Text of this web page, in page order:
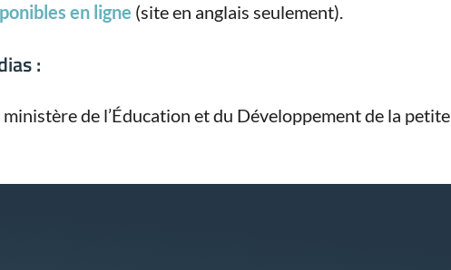
en ligne (site en anglais seulement).
:
de l’Éducation et du Développement de la petite